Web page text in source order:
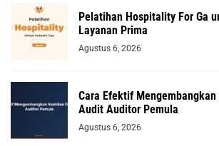
Pelatihan Hospitality For Ga
Layanan Prima
Agustus 6, 2026
Cara Efektif
Audit Auditor Pemula
Agustus 6, 2026